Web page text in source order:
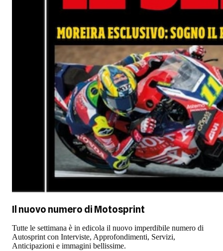
Il nuovo numero di Motosprint
Tutte le settimana è in edicola il nuovo imperdibile numero di
Autosprint con Interviste, Approfondimenti, Servizi,
Anticipazioni e immagini bellissime.